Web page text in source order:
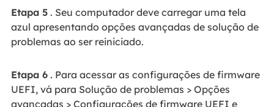
Etapa 5. Seu computador deve carregar uma tela
azul apresentando opções avançadas de solução de
problemas ao ser reiniciado.
Etapa 6. Para acessar as configurações de firmware
UEFI, vá para Solução de problemas > Opções
avançadas > Configurações de firmware UEFI e